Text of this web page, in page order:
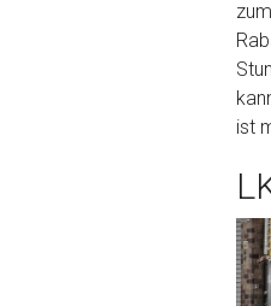
ist